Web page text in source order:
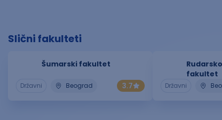
Slični fakulteti
Šumarski fakultet
Državni Beograd 3.7
fakultet
Državni